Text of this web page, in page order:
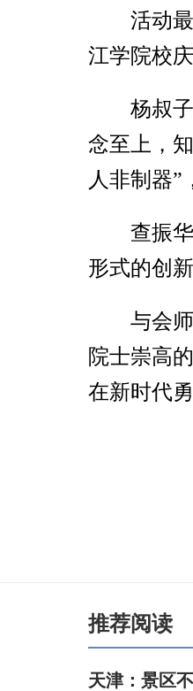
活动
江学院校
杨叔
念至上，
人非制器
查振
形式的创
与会
院士崇高
在新时代
推荐阅读
天津：景区